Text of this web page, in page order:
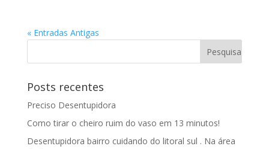
« Entradas Antigas
Posts recentes
Preciso Desentupidora
Como tirar o cheiro ruim do vaso em 13 minutos!
Desentupidora bairro cuidando do litoral sul . Na área